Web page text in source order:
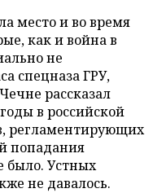
место и во время
как и война в
не
спецназа ГРУ,
рассказал
в российской
регламентирующих
попадания
было. Устных
не давалось.